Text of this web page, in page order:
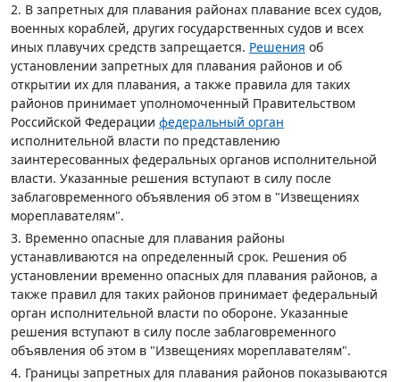
2. В запретных для плавания районах плавание всех судов,
военных кораблей, других государственных судов и всех
иных плавучих средств запрещается. Решения об
установлении запретных для плавания районов и об
открытии их для плавания, а также правила для таких
районов принимает уполномоченный Правительством
Российской Федерации федеральный орган
исполнительной власти по представлению
заинтересованных федеральных органов исполнительной
власти. Указанные решения вступают в силу после
заблаговременного объявления об этом в "Извещениях
мореплавателям".
3. Временно опасные для плавания районы
устанавливаются на определенный срок. Решения об
установлении временно опасных для плавания районов, а
также правил для таких районов принимает федеральный
орган исполнительной власти по обороне. Указанные
решения вступают в силу после заблаговременного
объявления об этом в "Извещениях мореплавателям".
4. Границы запретных для плавания районов показываются